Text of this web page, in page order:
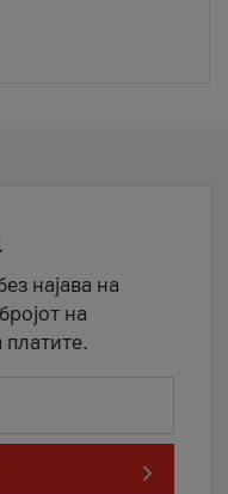
најава на
на
платите.